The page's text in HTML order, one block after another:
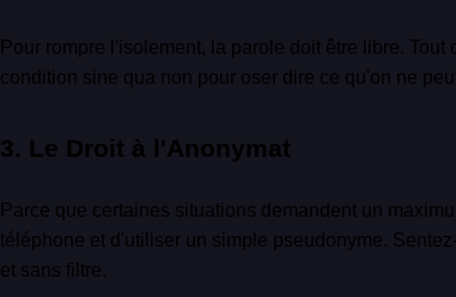
Pour rompre l'isolement, la parole doit être libre.
condition sine qua non pour oser dire ce qu'on ne
3. Le Droit à l'Anonymat
Parce que certaines situations demandent un
téléphone et d'utiliser un simple pseudonyme.
et sans filtre.